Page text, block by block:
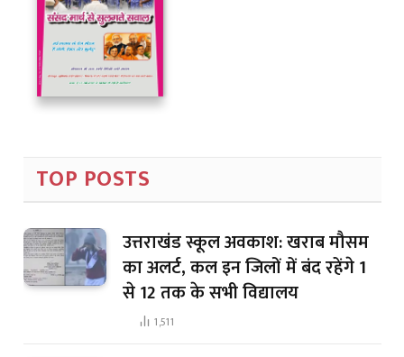
TOP POSTS
उत्तराखंड स्कूल अवकाश: खराब मौसम
का अलर्ट, कल इन जिलों में बंद रहेंगे 1
से 12 तक के सभी विद्यालय
1,511